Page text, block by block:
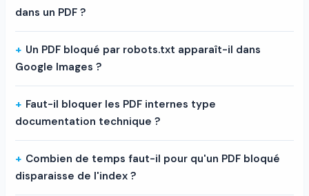
dans un PDF ?
Un PDF bloqué par robots.txt apparaît-il dans
Google Images ?
Faut-il bloquer les PDF internes type
documentation technique ?
Combien de temps faut-il pour qu'un PDF bloqué
disparaisse de l'index ?